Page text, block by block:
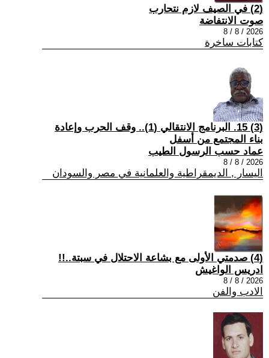
(2) في الصيف لازم نتحارب
صوت الانتفاضة
2026 / 8 / 8
كتابات ساخرة
(3) 15. البرنامج الانتقالي (1).. وقف الحرب وإعادة
بناء المجتمع من أسفل
عماد حسب الرسول الطيب
2026 / 8 / 8
اليسار , الديمقراطية والعلمانية في مصر والسودان
(4) صدمتي الأولى مع بشاعة الاحتلال في سبتة..!!
ادريس الواغيش
2026 / 8 / 8
الادب والفن